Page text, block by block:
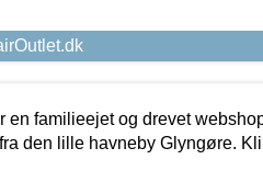
en familieejet og drevet
den lille havneby Glyngøre.